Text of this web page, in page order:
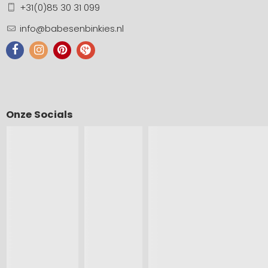
+31(0)85 30 31 099
info@babesenbinkies.nl
Onze Socials